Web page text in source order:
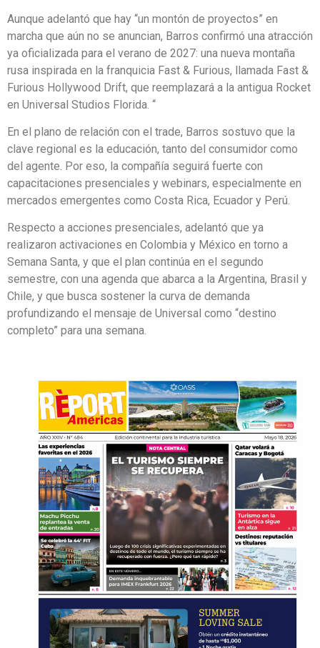
Aunque adelantó que hay “un montón de proyectos” en
marcha que aún no se anuncian, Barros confirmó una atracción
ya oficializada para el verano de 2027: una nueva montaña
rusa inspirada en la franquicia Fast & Furious, llamada Fast &
Furious Hollywood Drift, que reemplazará a la antigua Rocket
en Universal Studios Florida. “
En el plano de relación con el trade, Barros sostuvo que la
clave regional es la educación, tanto del consumidor como
del agente. Por eso, la compañía seguirá fuerte con
capacitaciones presenciales y webinars, especialmente en
mercados emergentes como Costa Rica, Ecuador y Perú.
Respecto a acciones presenciales, adelantó que ya
realizaron activaciones en Colombia y México en torno a
Semana Santa, y que el plan continúa en el segundo
semestre, con una agenda que abarca a la Argentina, Brasil y
Chile, y que busca sostener la curva de demanda
profundizando el mensaje de Universal como “destino
completo” para una semana.